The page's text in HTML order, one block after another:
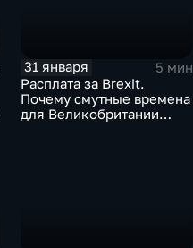
31 января
5 мин
Расплата за Brexit.
Почему смутные времена
для Великобритании